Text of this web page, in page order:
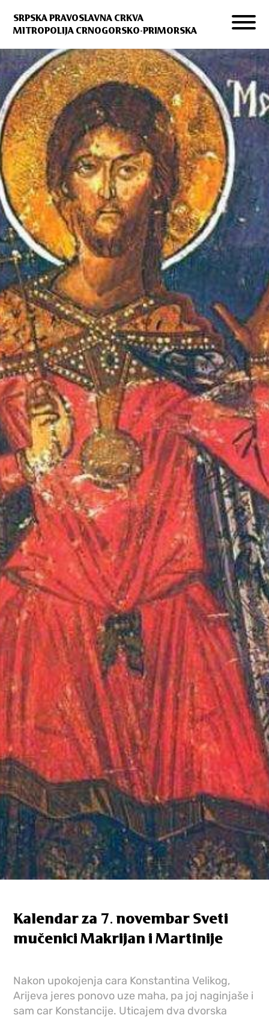
SRPSKA PRAVOSLAVNA CRKVA
MITROPOLIJA CRNOGORSKO-PRIMORSKA
Kalendar za 7. novembar Sveti
mučenici Makrijan i Martinije
Nakon upokojenja cara Konstantina Velikog,
Arijeva jeres ponovo uze maha, pa joj naginjaše i
sam car Konstancije. Uticajem dva dvorska